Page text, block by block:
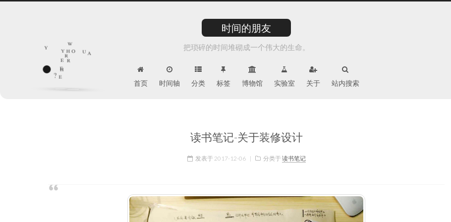
时间的朋友
把琐碎的时间堆砌成一个伟大的生命。
首页 时间轴 分类 标签 博物馆 实验室 关于 站内搜索
h
y o
ur
e
h
e
r
读书笔记-关于装修设计
发表于 2017-12-06 | 分类于读书笔记